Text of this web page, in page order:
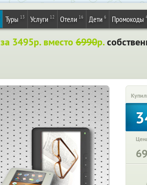
Туры 13 Услуги 12 Отели 16 Дети 6 Промокоды
за 3495р. вместо 6990р.